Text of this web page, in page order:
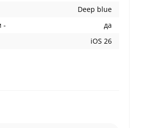
Deep blue
-
да
iOS 26